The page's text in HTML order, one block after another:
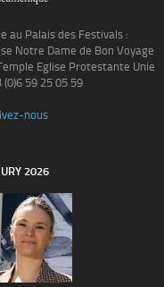
au Palais des Festivals :
Notre Dame de Bon Voyage
Eglise Protestante Unie
(0)6 59 25 05 59
nous
2026